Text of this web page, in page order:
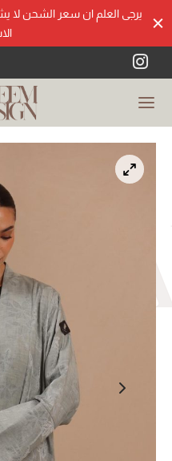
يرجى العلم ان سعر الشحن لا